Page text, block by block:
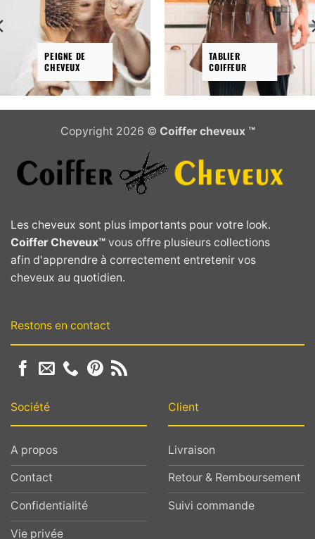
choisies
choisies
sur
la
PEIGNE DE
CHEVEUX
TABLIER
COIFFEUR
Copyright 2026 © Coiffer cheveux ™
Les cheveux sont plus importants pour votre look.
Coiffer Cheveux™ vous offre plusieurs collections
afin d'apprendre à correctement entretenir vos
cheveux au quotidien.
Société
A propos
Contact
Confidentialité
Vie privée
Client
Livraison
Retour & Remboursement
Suivi commande
Restons en contact